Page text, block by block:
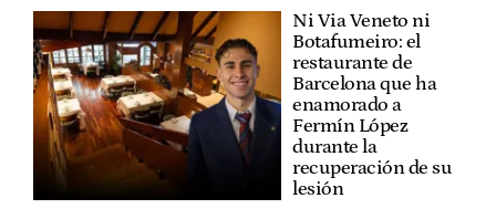
Ni Via Veneto ni
Botafumeiro: el
restaurante de
Barcelona que ha
enamorado a
Fermín López
durante la
recuperación de su
lesión